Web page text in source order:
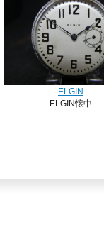
ELGIN
ELGIN懐中